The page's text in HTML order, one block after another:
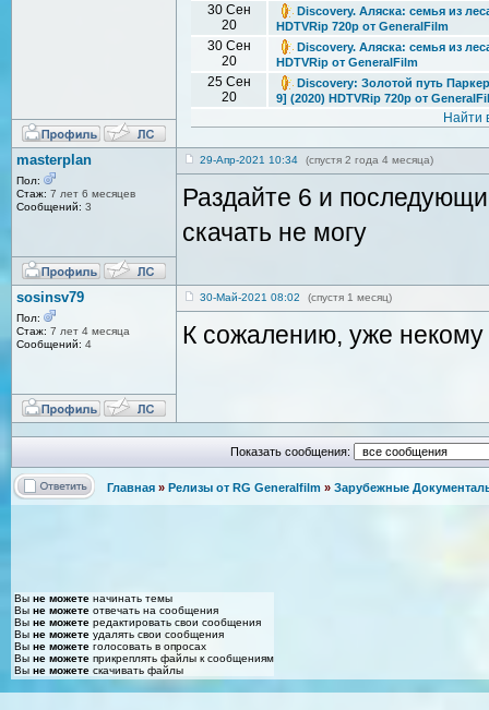
30 Сен
20
Discovery. Аляска: семья из
HDTVRip 720p от GeneralFilm
30 Сен
20
Discovery. Аляска: семья из
HDTVRip от GeneralFilm
25 Сен
20
Discovery: Золотой путь
9] (2020) HDTVRip 720p от
Найти
masterplan
Пол:
Стаж: 7 лет 6 месяцев
Сообщений: 3
29-Апр-2021 10:34 (спустя 2 года 4 месяца)
Раздайте 6 и
скачать не могу
sosinsv79
Пол:
Стаж: 7 лет 4 месяца
Сообщений: 4
30-Май-2021 08:02 (спустя 1 месяц)
К сожалению, уже некому
Показать сообщения:
Главная » Релизы от RG Generalfilm » Зарубежные
Вы не можете начинать темы
Вы не можете отвечать на сообщения
Вы не можете редактировать свои сообщения
Вы не можете удалять свои сообщения
Вы не можете голосовать в опросах
Вы не можете прикреплять файлы к сообщениям
Вы не можете скачивать файлы